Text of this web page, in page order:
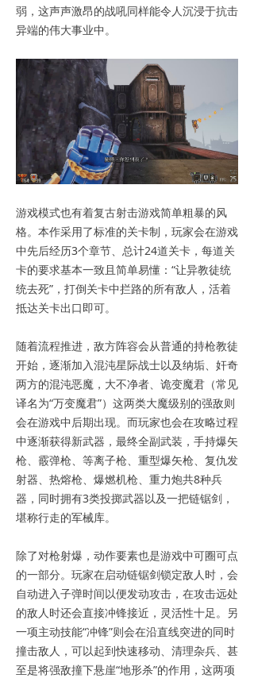
弱，这声声激昂的战吼同样能令人沉浸于抗击
异端的伟大事业中。
游戏模式也有着复古射击游戏简单粗暴的风
格。本作采用了标准的关卡制，玩家会在游戏
中先后经历3个章节、总计24道关卡，每道关
卡的要求基本一致且简单易懂：“让异教徒统
统去死”，打倒关卡中拦路的所有敌人，活着
抵达关卡出口即可。
随着流程推进，敌方阵容会从普通的持枪教徒
开始，逐渐加入混沌星际战士以及纳垢、奸奇
两方的混沌恶魔，大不净者、诡变魔君（常见
译名为“万变魔君”）这两类大魔级别的强敌则
会在游戏中后期出现。而玩家也会在攻略过程
中逐渐获得新武器，最终全副武装，手持爆矢
枪、霰弹枪、等离子枪、重型爆矢枪、复仇发
射器、热熔枪、爆燃机枪、重力炮共8种兵
器，同时拥有3类投掷武器以及一把链锯剑，
堪称行走的军械库。
除了对枪射爆，动作要素也是游戏中可圈可点
的一部分。玩家在启动链锯剑锁定敌人时，会
自动进入子弹时间以便发动攻击，在攻击远处
的敌人时还会直接冲锋接近，灵活性十足。另
一项主动技能“冲锋”则会在沿直线突进的同时
撞击敌人，可以起到快速移动、清理杂兵、甚
至是将强敌撞下悬崖“地形杀”的作用，这两项